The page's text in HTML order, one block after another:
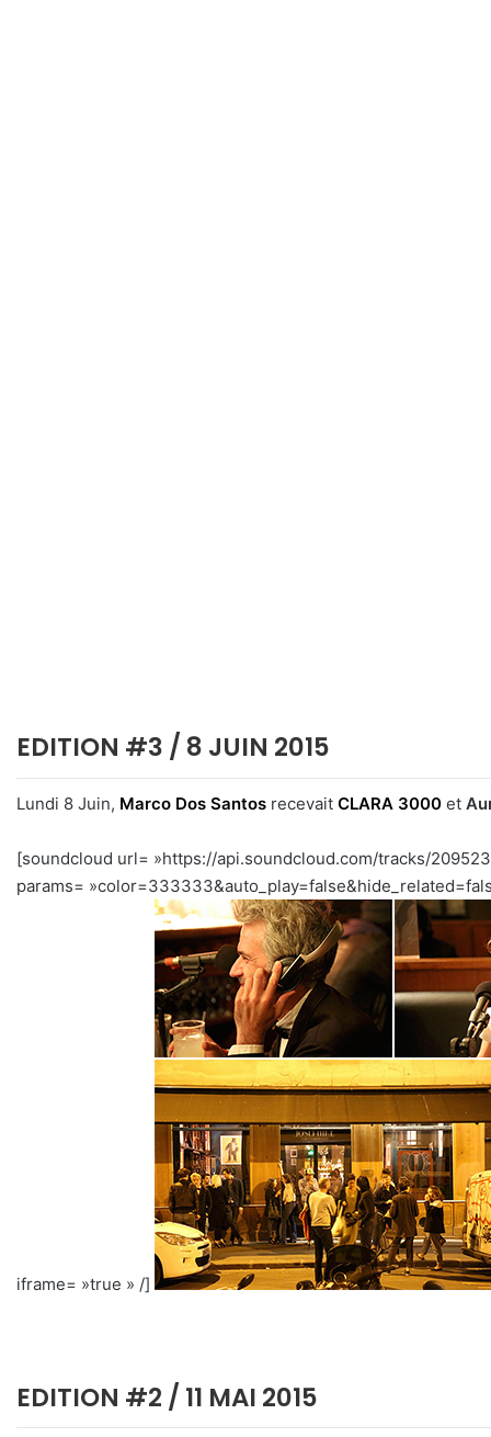
EDITION #3 / 8 JUIN 2015
Lundi 8 Juin, Marco Dos Santos recevait CLARA 3000 et
[soundcloud url= »https://api.soundcloud.com/tracks/
params=
iframe= »true » /]
EDITION #2 / 11 MAI 2015